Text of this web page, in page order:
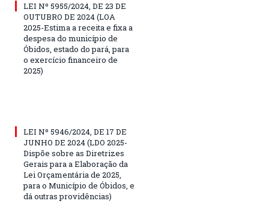
LEI Nº 5955/2024, DE 23 DE
OUTUBRO DE 2024 (LOA
2025-Estima a receita e fixa a
despesa do município de
Óbidos, estado do pará, para
o exercício financeiro de
2025)
LEI Nº 5946/2024, DE 17 DE
JUNHO DE 2024 (LDO 2025-
Dispõe sobre as Diretrizes
Gerais para a Elaboração da
Lei Orçamentária de 2025,
para o Município de Óbidos, e
dá outras providências)